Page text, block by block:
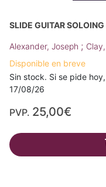
SLIDE GUITAR
Alexander, Joseph ;
Disponible en breve
Sin stock. Si se pide
17/08/26
PVP. 25,00€